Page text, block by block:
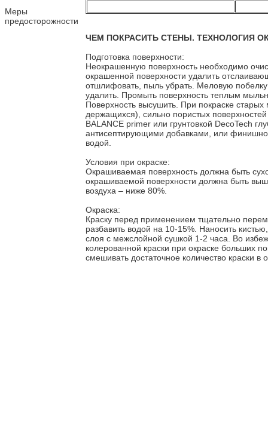
Меры
предосторожности
ЧЕМ ПОКРАСИТЬ СТЕНЫ. ТЕХНОЛОГИЯ
Подготовка поверхности:
Неокрашенную поверхность необходимо
окрашенной поверхности удалить
отшлифовать, пыль убрать. Меловую побелку
удалить. Промыть поверхность теплым
Поверхность высушить. При покраске
держащихся), сильно пористых поверхностей
BALANCE primer или грунтовкой DecoTech
антисептирующими добавками, или
водой.
Условия при окраске:
Окрашиваемая поверхность должна быть
окрашиваемой поверхности должна быть
воздуха – ниже 80%.
Окраска:
Краску перед применением тщательно
разбавить водой на 10-15%. Наносить
слоя с межслойной сушкой 1-2 часа. Во
колерованной краски при окраске больших
смешивать достаточное количество краски в